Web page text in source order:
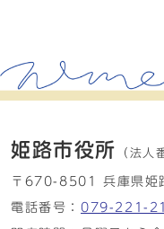
姫路市役所 （法人
〒670-8501 兵庫県姫
電話番号： 079-221-